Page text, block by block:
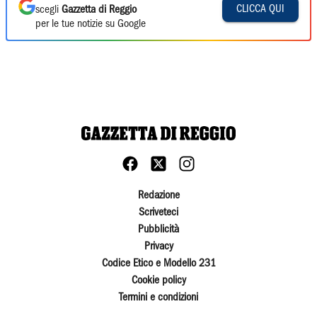
scegli Gazzetta di Reggio
per le tue notizie su Google
CLICCA QUI
Redazione
Scriveteci
Pubblicità
Privacy
Codice Etico e Modello 231
Cookie policy
Termini e condizioni